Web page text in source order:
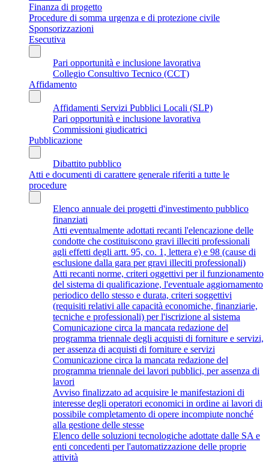
Finanza di progetto
Procedure di somma urgenza e di protezione civile
Sponsorizzazioni
Esecutiva
Pari opportunità e inclusione lavorativa
Collegio Consultivo Tecnico (CCT)
Affidamento
Affidamenti Servizi Pubblici Locali (SLP)
Pari opportunità e inclusione lavorativa
Commissioni giudicatrici
Pubblicazione
Dibattito pubblico
Atti e documenti di carattere generale riferiti a tutte le
procedure
Elenco annuale dei progetti d'investimento pubblico
finanziati
Atti eventualmente adottati recanti l'elencazione delle
condotte che costituiscono gravi illeciti professionali
agli effetti degli artt. 95, co. 1, lettera e) e 98 (cause di
esclusione dalla gara per gravi illeciti professionali)
Atti recanti norme, criteri oggettivi per il funzionamento
del sistema di qualificazione, l'eventuale aggiornamento
periodico dello stesso e durata, criteri soggettivi
(requisiti relativi alle capacità economiche, finanziarie,
tecniche e professionali) per l'iscrizione al sistema
Comunicazione circa la mancata redazione del
programma triennale degli acquisti di forniture e servizi,
per assenza di acquisti di forniture e servizi
Comunicazione circa la mancata redazione del
programma triennale dei lavori pubblici, per assenza di
lavori
Avviso finalizzato ad acquisire le manifestazioni di
interesse degli operatori economici in ordine ai lavori di
possibile completamento di opere incompiute nonché
alla gestione delle stesse
Elenco delle soluzioni tecnologiche adottate dalle SA e
enti concedenti per l'automatizzazione delle proprie
attività